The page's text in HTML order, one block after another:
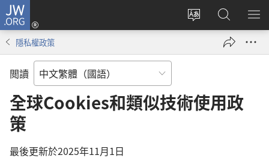
JW.ORG
更
言
登
入
（開
窗）
搜
尋
JW.ORG
顯
隱私權政策
閲讀
全球Cookies和類似技術使用政
策
最後更新於2025年11月1日